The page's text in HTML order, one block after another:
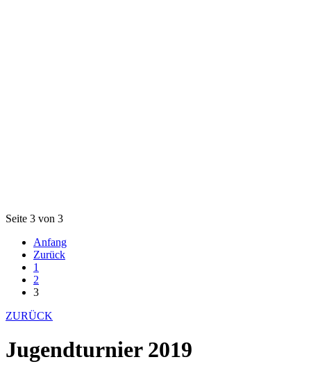
Seite 3 von 3
Anfang
Zurück
1
2
3
ZURÜCK
Jugendturnier 2019